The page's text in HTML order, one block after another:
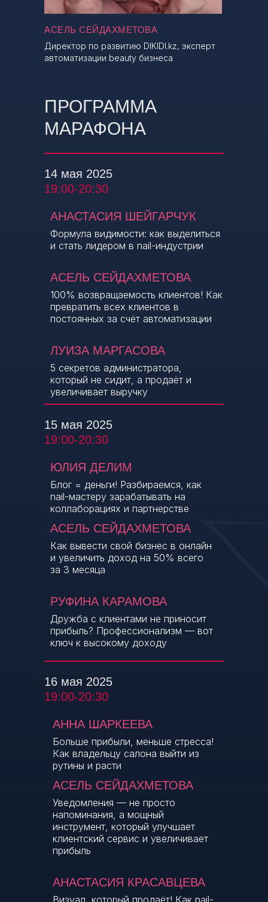
АСЕЛЬ СЕЙДАХМЕТОВА
Директор по развитию DIKIDI.kz, эксперт
автоматизации beauty бизнеса
5 секретов администратора,
который не сидит, а продаёт и
увеличивает выручку
100% возвращаемость клиентов! Как
превратить всех клиентов в
постоянных за счёт автоматизации
Формула видимости: как выделиться
и стать лидером в nail-индустрии
ПРОГРАММА
МАРАФОНА
14 мая 2025
15 мая 2025
19:00-20:30
AНАСТАСИЯ ШЕЙГАРЧУК
АСЕЛЬ СЕЙДАХМЕТОВА
ЛУИЗА МАРГАСОВА
РУФИНА КАРАМОВА
АСЕЛЬ СЕЙДАХМЕТОВА
ЮЛИЯ ДЕЛИМ
19:00-20:30
Дружба с клиентами не приносит
прибыль? Профессионализм — вот
ключ к высокому доходу
Как вывести свой бизнес в онлайн
и увеличить доход на 50% всего
за 3 месяца
Блог = деньги! Разбираемся, как
nail-мастеру зарабатывать на
коллаборациях и партнерстве
Визуал, который продаёт! Как nail-
Уведомления — не просто
напоминания, а мощный
инструмент, который улучшает
клиентский сервис и увеличивает
прибыль
Больше прибыли, меньше стресса!
Как владельцу салона выйти из
рутины и расти
19:00-20:30
АННА ШАРКЕЕВА
АСЕЛЬ СЕЙДАХМЕТОВА
АНАСТАСИЯ КРАСАВЦЕВА
16 мая 2025